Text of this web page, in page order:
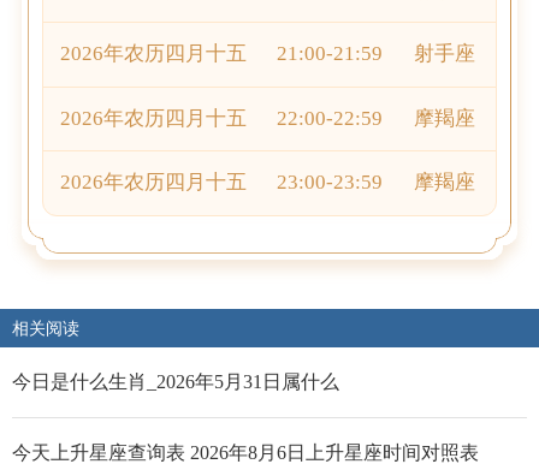
2026年农历四月十五 21:00-21:59 射手座
2026年农历四月十五 22:00-22:59 摩羯座
2026年农历四月十五 23:00-23:59 摩羯座
相关阅读
今日是什么生肖_2026年5月31日属什么
今天上升星座查询表 2026年8月6日上升星座时间对照表